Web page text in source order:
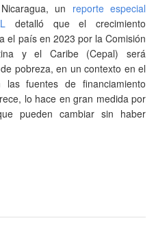
un reporte especial
detalló que el crecimiento
el país en 2023 por la Comisión
y el Caribe (Cepal) será
pobreza, en un contexto en el
fuentes de financiamiento
lo hace en gran medida por
pueden cambiar sin haber